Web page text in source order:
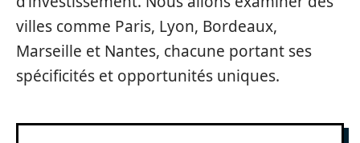
villes comme Paris, Lyon, Bordeaux,
Marseille et Nantes, chacune portant ses
spécificités et opportunités uniques.